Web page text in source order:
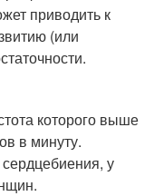
приводить к
(или
которого выше
в минуту.
у